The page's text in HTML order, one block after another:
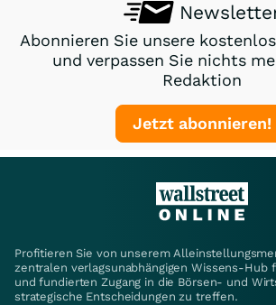
Abonnieren Sie unsere
und verpassen Sie nichts
Redaktion
Jetzt abonnieren!
Profitieren Sie von unserem
zentralen verlagsunabhängigen Wissens-Hub
und fundierten Zugang in die Börsen- und
strategische Entscheidungen zu treffen.